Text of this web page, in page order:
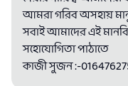
আমরা গরিব অসহায়
সবাই আমাদের এই
সহোযোগিতা পাঠাতে
কাজী সুজন :-